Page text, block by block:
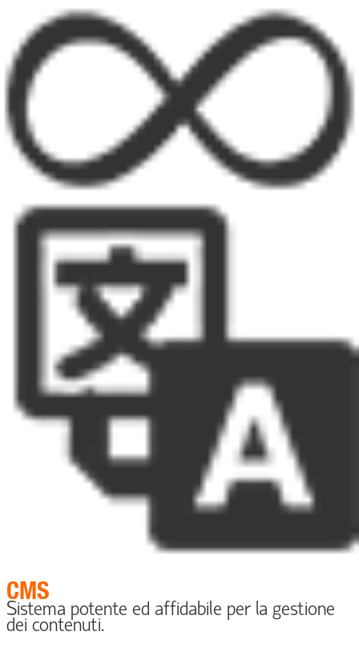
CMS
Sistema potente ed affidabile per la gestione
dei contenuti.